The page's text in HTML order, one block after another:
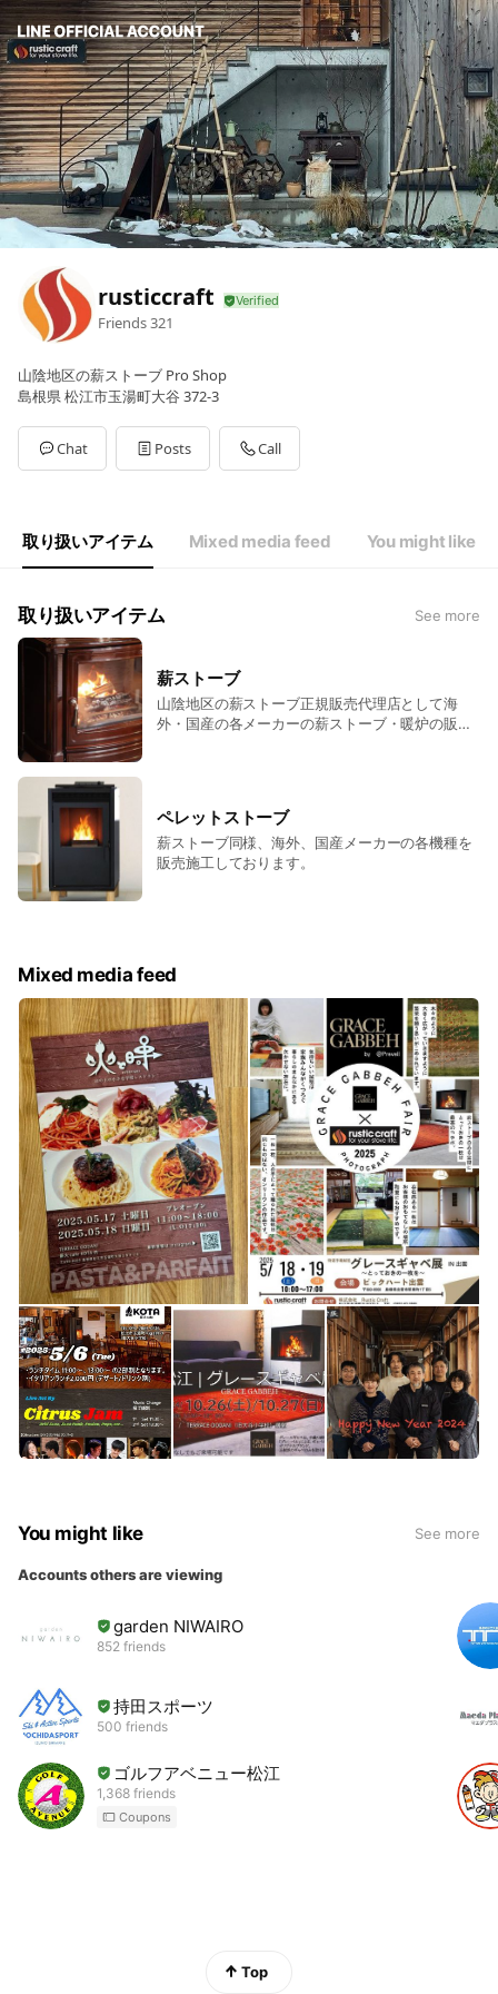
rusticcraft
Friends321
山陰地区の薪ストーブ Pro Shop
島根県 松江市玉湯町大谷 372-3
Chat Posts Call
取り扱いアイテム Mixed media feed You might like
取り扱いアイテム See more
薪ストーブ
山陰地区の薪ストーブ正規販売代理店として海
外・国産の各メーカーの薪ストーブ・暖炉の販売
ペレットストーブ
薪ストーブ同様、海外、国産メーカーの各機種を
販売施工しております。
Mixed media feed
You might like See more
Accounts others are viewing
garden NIWAIRO
852 friends
持田スポーツ
500 friends
ゴルフアベニュー松江
1,368 friends
Coupons
Top